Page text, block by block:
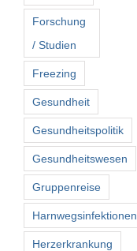
Forschung
/ Studien
Freezing
Gesundheit
Gesundheitspolitik
Gesundheitswesen
Gruppenreise
Harnwegsinfektionen
Herzerkrankung